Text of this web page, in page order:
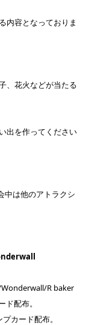
内容となっておりま
、花火などが当たる
出を作ってください
中は他のアトラクシ
/Wonderwall/R baker
配布。
カード配布。